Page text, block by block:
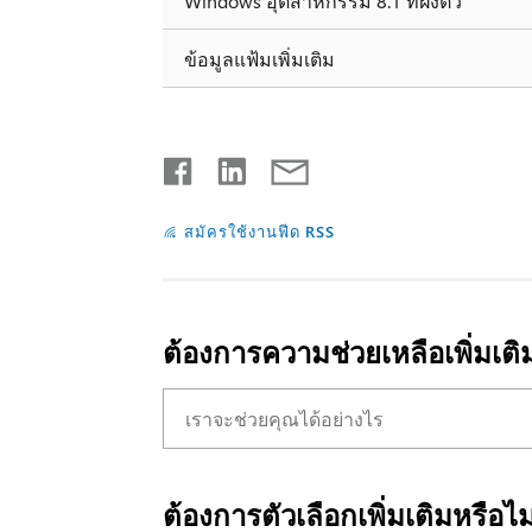
ข้อมูลแฟ้มเพิ่มเติม
สมัครใช้งานฟีด RSS
ต้องการความช่วยเหลือเพิ่มเ
ต้องการตัวเลือกเพิ่มเติมหรือไ